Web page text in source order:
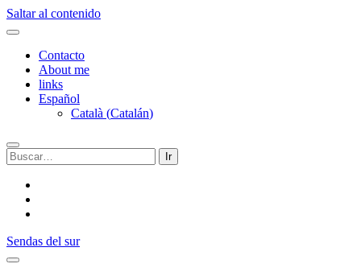
Saltar al contenido
Contacto
About me
links
Español
Català (Catalán)
Buscar:
Sendas del sur